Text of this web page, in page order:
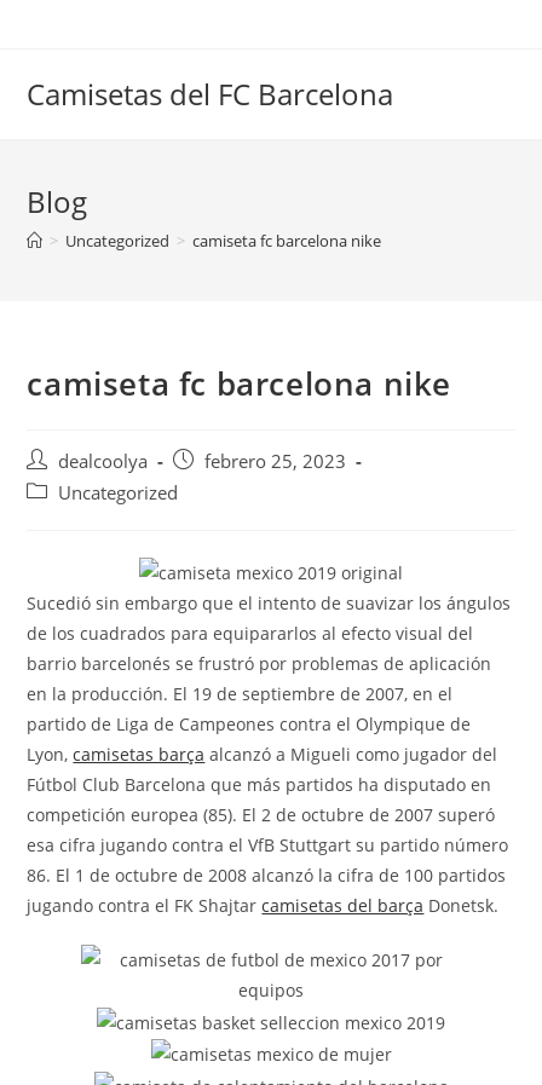
Camisetas del FC Barcelona
Blog
> Uncategorized > camiseta fc barcelona nike
camiseta fc barcelona nike
Autor
de
dealcoolya
Publicación
de
febrero 25, 2023
Categoría
Uncategorized
Sucedió sin embargo que el intento de suavizar los ángulos
de los cuadrados para equipararlos al efecto visual del
barrio barcelonés se frustró por problemas de aplicación
en la producción. El 19 de septiembre de 2007, en el
partido de Liga de Campeones contra el Olympique de
Lyon,camisetas barça alcanzó a Migueli como jugador del
Fútbol Club Barcelona que más partidos ha disputado en
competición europea (85). El 2 de octubre de 2007 superó
esa cifra jugando contra el VfB Stuttgart su partido número
86. El 1 de octubre de 2008 alcanzó la cifra de 100 partidos
jugando contra el FK Shajtarcamisetas del barça Donetsk.